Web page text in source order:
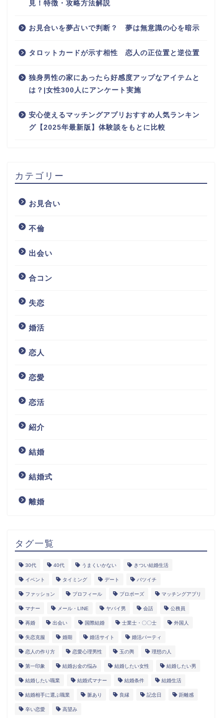
見！特徴・攻略方法解説
お見合いを夢占いで判断？ 夢は無意識の心を暗示
タロットカードが示す相性 恋人の正位置と逆位置
独身男性の家にあったら好感度アップなアイテムと
は？|女性300人にアンケート実施
安心使えるマッチングアプリおすすめ人気ランキン
グ【2025年最新版】体験談をもとに比較
カテゴリー
お見合い
不倫
出会い
合コン
失恋
婚活
恋人
恋愛
恋活
紹介
結婚
結婚式
離婚
タグ一覧
30代 40代 うまくいかない きつい結婚生活
イベント タイミング デート バツイチ
ファッション プロフィール プロポーズ マッチングアプリ
マナー メール・LINE ヤバイ男 会話 公務員
再婚 出会い 国際結婚 士業士・〇〇士 外国人
失恋克服 婚期 婚活サイト 婚活パーティ
恋人の作り方 恋愛心理男性 玉の輿 理想の人
第一印象 結婚お金の悩み 結婚したい女性 結婚したい男
結婚したい職業 結婚式マナー 結婚条件 結婚生活
結婚相手に選ぶ職業 脈あり 良縁 記念日 距離感
辛い恋愛 高望み